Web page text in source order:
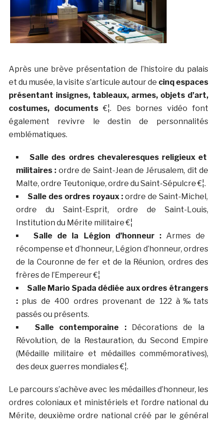
Après une brève présentation de l’histoire du palais
et du musée, la visite s’articule autour de cinq espaces
présentant insignes, tableaux, armes, objets d’art,
costumes, documents €¦. Des bornes vidéo font
également revivre le destin de personnalités
emblématiques.
Salle des ordres chevaleresques religieux et
militaires : ordre de Saint-Jean de Jérusalem, dit de
Malte, ordre Teutonique, ordre du Saint-Sépulcre €¦.
Salle des ordres royaux :ordre de Saint-Michel,
ordre du Saint-Esprit, ordre de Saint-Louis,
Institution du Mérite militaire €¦
Salle de la Légion d’honneur :Armes de
récompense et d’honneur, Légion d’honneur, ordres
de la Couronne de fer et de la Réunion, ordres des
frères de l’Empereur €¦
Salle Mario Spada dédiée aux ordres étrangers
:plus de 400 ordres provenant de 122 à‰tats
passés ou présents.
Salle contemporaine :Décorations de la
Révolution, de la Restauration, du Second Empire
(Médaille militaire et médailles commémoratives),
des deux guerres mondiales €¦.
Le parcours s’achève avec les médailles d’honneur, les
ordres coloniaux et ministériels et l’ordre national du
Mérite, deuxième ordre national créé par le général